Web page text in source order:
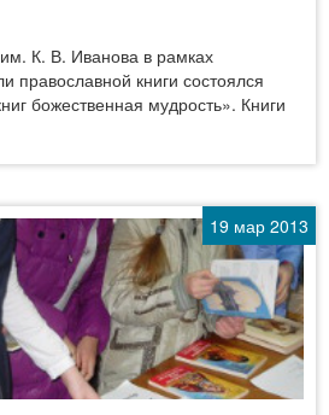
К. В. Иванова в рамках
православной книги состоялся
божественная мудрость». Книги
19 мар 2013